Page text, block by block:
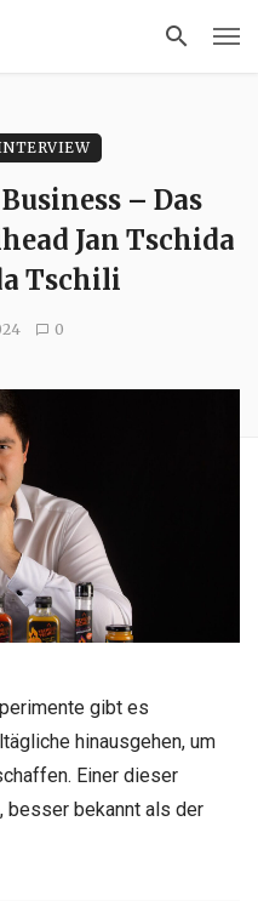
– Das
Jan Tschida
Tschili
0
gibt es
hinausgehen, um
Einer dieser
besser bekannt als der